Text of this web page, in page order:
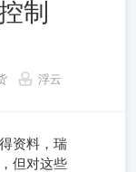
制
浮云
资料，瑞
但对这些